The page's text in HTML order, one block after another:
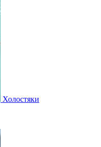
Холостяки